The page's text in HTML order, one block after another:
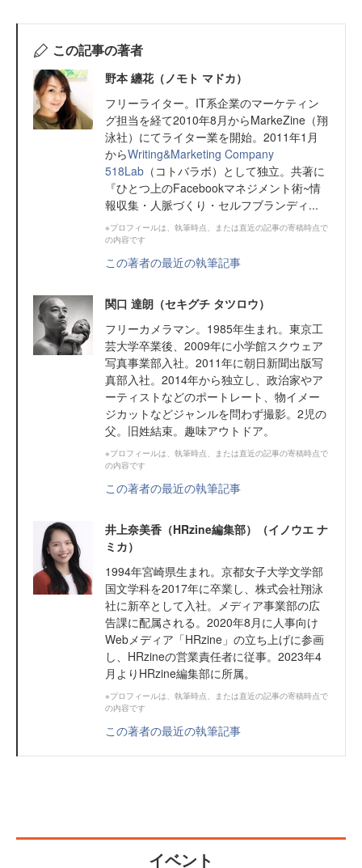
この記事の著者
野本 纏花（ノモト マドカ）
フリーライター。IT系企業のマーケティン
グ担当を経て2010年8月からMarkeZine（翔
泳社）にてライター業を開始。2011年1月
からWriting&Marketing Company
518Lab （コトバラボ）として独立。共著に
『ひとつ上のFacebookマネジメント術~情
報収集・人脈づくり・セルフブランディ...
※プロフィールは、執筆時点、または直近の記事の寄稿時点で
の内容です
この著者の最近の執筆記事
関口 達朗（セキグチ タツロウ）
フリーカメラマン。1985年生まれ。東京工
芸大学卒業後、2009年に小学館スクウェア
写真事業部入社。2011年に朝日新聞出版写
真部入社。2014年から独立し、政治家やア
ーティストなどのポートレート、物イメー
ジカットなどジャンルを問わず撮影。2児の
父。旧姓結束。趣味アウトドア。
※プロフィールは、執筆時点、または直近の記事の寄稿時点で
の内容です
この著者の最近の執筆記事
井上奈美香（HRzine編集部）（イノウエ ナ
ミカ）
1994年宮崎県生まれ。京都女子大学文学部
国文学科を2017年に卒業し、株式会社翔泳
社に新卒として入社。メディア事業部の広
告課に配属される。2020年8月に人事向け
Webメディア「HRzine」の立ち上げに参画
し、HRzineの営業責任者に従事。2023年4
月よりHRzine編集部に所属。
※プロフィールは、執筆時点、または直近の記事の寄稿時点で
の内容です
この著者の最近の執筆記事
イベント